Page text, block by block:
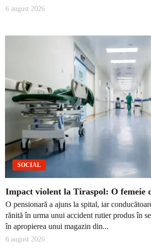
6 august 2026
SOCIAL
Impact violent la Tiraspol: O femeie
O pensionară a ajuns la spital, iar
rănită în urma unui accident rutier produs în
în apropierea unui magazin din...
6 august 2026